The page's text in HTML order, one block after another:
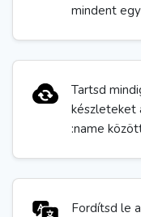
mindent
Tartsd
készleteket
:name
Fordítsd le